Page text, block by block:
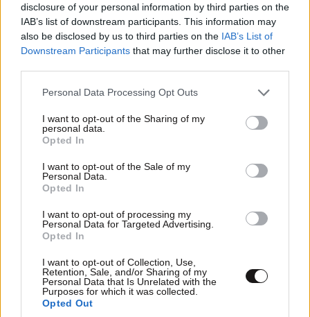
disclosure of your personal information by third parties on the
IAB’s list of downstream participants. This information may
also be disclosed by us to third parties on the IAB’s List of
Downstream Participants that may further disclose it to other
Please note that this website/app uses one or more Google
not limited to your visit or usage behaviour. You may click to
grant or deny consent to Google and its third-party tags to
use your data for below specified purposes in below Google
consent section.
Personal Data Processing Opt Outs
I want to opt-out of the Sharing of my
personal data.
Opted In
I want to opt-out of the Sale of my
Personal Data.
Opted In
I want to opt-out of processing my
Personal Data for Targeted Advertising.
Opted In
I want to opt-out of Collection, Use,
Retention, Sale, and/or Sharing of my
Personal Data that Is Unrelated with the
Purposes for which it was collected.
Opted Out